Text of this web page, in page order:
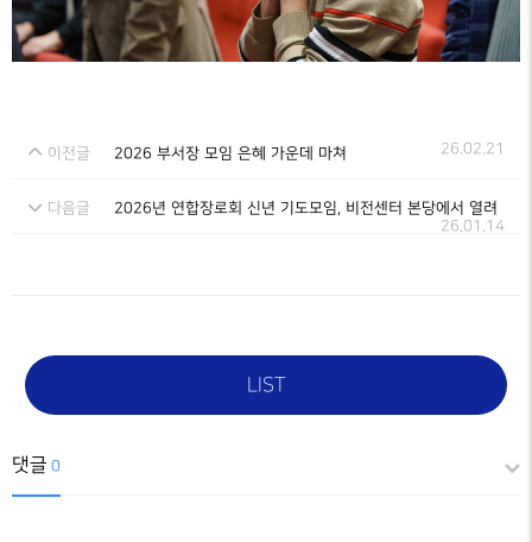
이전글 2026 부서장 모임 은혜 가운데 마쳐 26.02.21
다음글
2026년 연합장로회 신년 기도모임, 비전센터 본당에서 열려
26.01.14
LIST
댓글 0